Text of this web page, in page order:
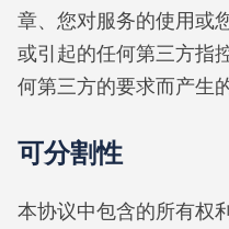
章、您对服务的使用或
或引起的任何第三方指
何第三方的要求而产生的
可分割性
本协议中包含的所有权